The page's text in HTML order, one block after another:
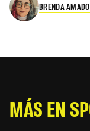
BRENDA
MÁS EN